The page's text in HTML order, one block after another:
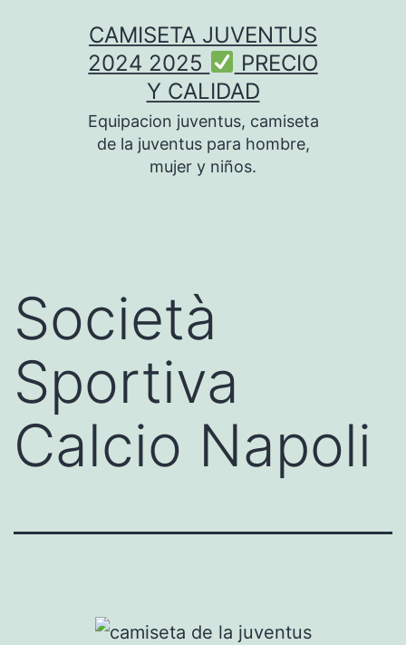
CAMISETA JUVENTUS
2024 2025
PRECIO
Y CALIDAD
Equipacion juventus, camiseta
de la juventus para hombre,
mujer y niños.
Società
Sportiva
Calcio Napoli